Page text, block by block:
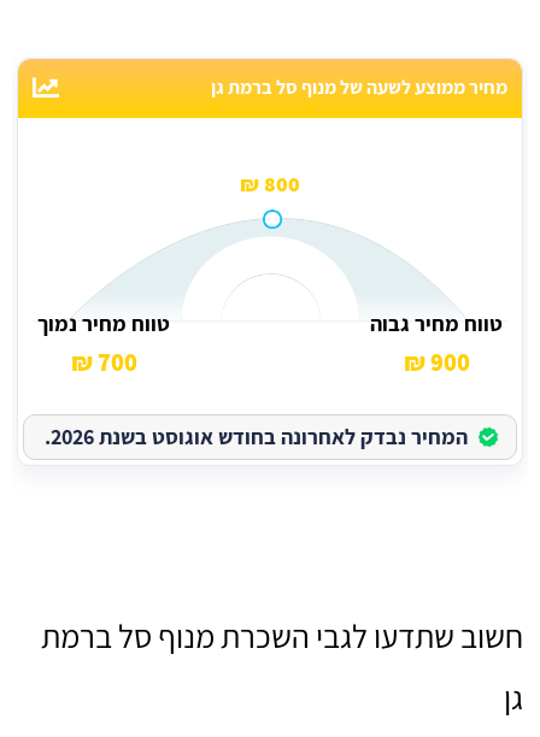
מחיר ממוצע לשעה של מנוף סל ברמת גן
800 ₪
טווח מחיר גבוה
900 ₪
טווח מחיר נמוך
700 ₪
המחיר נבדק לאחרונה בחודש אוגוסט בשנת 2026.
חשוב שתדעו לגבי השכרת מנוף סל ברמת
גן